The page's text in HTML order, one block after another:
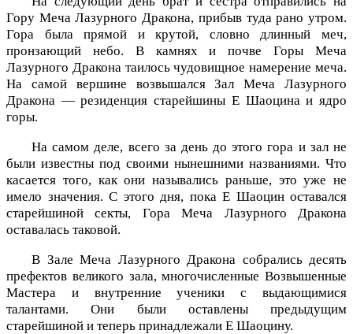
Гору Меча Лазурного Дракона, прибыв туда рано утром.
Гора была прямой и крутой, словно длинный меч,
пронзающий небо. В камнях и почве Горы Меча
Лазурного Дракона таилось чудовищное намерение меча.
На самой вершине возвышался Зал Меча Лазурного
Дракона — резиденция старейшины Е Шаоцина и ядро
горы.
На самом деле, всего за день до этого гора и зал не
были известны под своими нынешними названиями. Что
касается того, как они назывались раньше, это уже не
имело значения. С этого дня, пока Е Шаоцин оставался
старейшиной секты, Гора Меча Лазурного Дракона
оставалась таковой.
В Зале Меча Лазурного Дракона собрались десять
префектов великого зала, многочисленные Возвышенные
Мастера и внутренние ученики с выдающимися
талантами. Они были оставлены предыдущим
старейшиной и теперь принадлежали Е Шаоцину.